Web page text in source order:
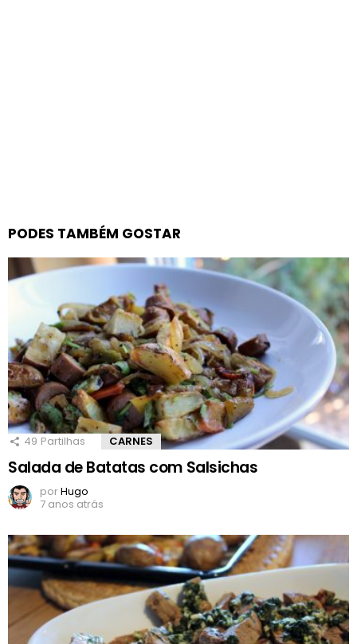
PODES TAMBÉM GOSTAR
49 Partilhas CARNES
Salada de Batatas com Salsichas
porHugo
7 anos atrás